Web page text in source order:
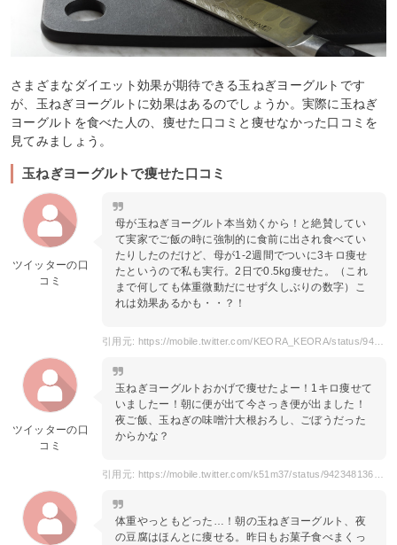
さまざまなダイエット効果が期待できる玉ねぎヨーグルトです
が、玉ねぎヨーグルトに効果はあるのでしょうか。実際に玉ねぎ
ヨーグルトを食べた人の、痩せた口コミと痩せなかった口コミを
見てみましょう。
玉ねぎヨーグルトで痩せた口コミ
ツイッターの口
コミ
母が玉ねぎヨーグルト本当効くから！と絶賛してい
て実家でご飯の時に強制的に食前に出され食べてい
たりしたのだけど、母が1-2週間でついに3キロ痩せ
たというので私も実行。2日で0.5kg痩せた。（これ
まで何しても体重微動だにせず久しぶりの数字）こ
れは効果あるかも・・？！
引用元: https://mobile.twitter.com/KEORA_KEORA/status/941159374776541184
ツイッターの口
コミ
玉ねぎヨーグルトおかげで痩せたよー！1キロ痩せて
いましたー！朝に便が出て今さっき便が出ました！
夜ご飯、玉ねぎの味噌汁大根おろし、ごぼうだった
からかな？
引用元: https://mobile.twitter.com/k51m37/status/942348136537718784
体重やっともどった…！朝の玉ねぎヨーグルト、夜
の豆腐はほんとに痩せる。昨日もお菓子食べまくっ